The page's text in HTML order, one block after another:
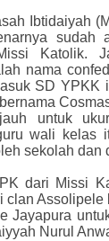
Ibtidaiyah
sudah
Katolik.
nama
SD YPKK
untuk
wali kelas
sekolah
dari Missi
clan
Jayapura
Nurul